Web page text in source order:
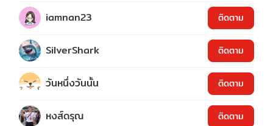
iamnan23 ติดตาม
SilverShark ติดตาม
วันหนึ่งวันนั้น ติดตาม
หงส์ดรุณ ติดตาม